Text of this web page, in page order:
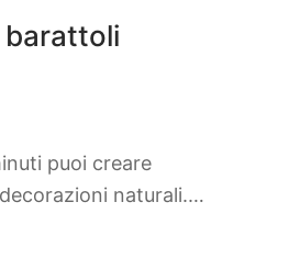
barattoli
puoi creare
naturali.…